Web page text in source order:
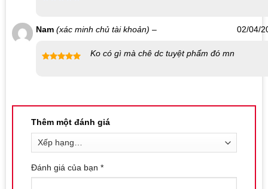
sao
Nam (xác minh chủ tài khoản) – 02/04/
Ko có gì mà chê dc tuyệt phẩm đó mn
Thêm một đánh giá
Đánh giá của bạn *